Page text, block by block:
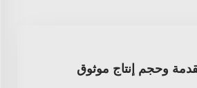
وحجم إنتاج موثوق